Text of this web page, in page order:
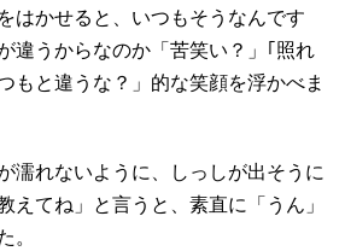
はかせると、いつもそうなんです
違うからなのか「苦笑い？」｢照れ
もと違うな？」的な笑顔を浮かべま
濡れないように、しっしが出そうに
えてね」と言うと、素直に「うん」
。